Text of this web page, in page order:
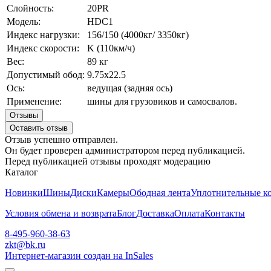
Слойность:
20PR
Модель:
HDC1
Индекс нагрузки:
156/150 (4000кг/ 3350кг)
Индекс скорости:
K (110км/ч)
Вес:
89 кг
Допустимый обод: 9.75х22.5
Ось:
ведущая (задняя ось)
Применение:
шины для грузовиков и самосвалов.
Отзывы
Оставить отзыв
Отзыв успешно отправлен.
Он будет проверен администратором перед публикацией.
Перед публикацией отзывы проходят модерацию
Каталог
НовинкиШиныДискиКамерыОбодная лентаУплотнительные
Условия обмена и возвратаБлогДоставкаОплатаКонтакты
8-495-960-38-63
zkt@bk.ru
Интернет-магазин создан на InSales